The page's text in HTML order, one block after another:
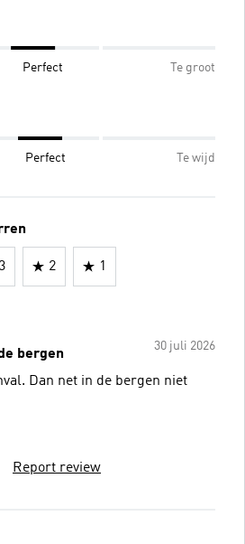
Perfect Te groot
Perfect Te wijd
2 1
30 juli 2026
bergen
Dan net in de bergen niet
Report review